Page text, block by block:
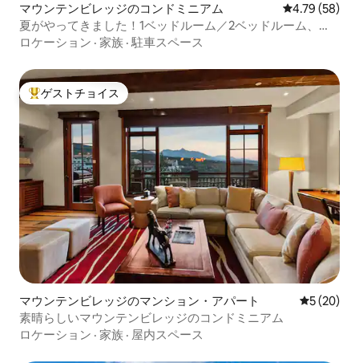
マウンテンビレッジのコンドミニアム レビュー58
4.79 (58)
夏がやってきました！1ベッドルーム／2ベッドルーム、
MtnVllg、バルコニー、プール、眺望
ロケーション · 家族 ·駐車スペース
大好評のゲストチョイスです。
ゲストチョイス
マウンテンビレッジのマンション・アパート レビュー
5 (20)
素晴らしいマウンテンビレッジのコンドミニアム
ロケーション · 家族 · 屋内スペース